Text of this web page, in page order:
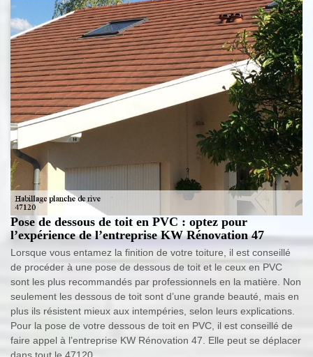
Pose de dessous de toit en PVC : optez pour
l’expérience de l’entreprise KW Rénovation 47
Lorsque vous entamez la finition de votre toiture, il est conseillé
de procéder à une pose de dessous de toit et le ceux en PVC
sont les plus recommandés par professionnels en la matière. Non
seulement les dessous de toit sont d’une grande beauté, mais en
plus ils résistent mieux aux intempéries, selon leurs explications.
Pour la pose de votre dessous de toit en PVC, il est conseillé de
faire appel à l’entreprise KW Rénovation 47. Elle peut se déplacer